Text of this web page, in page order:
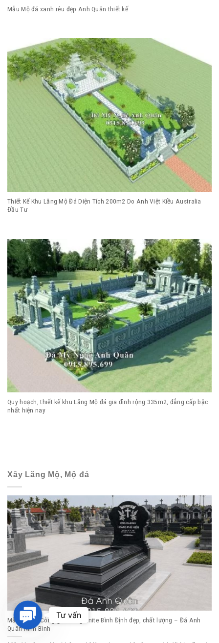
Mẫu Mộ đá xanh rêu đẹp Anh Quân thiết kế
Thiết Kế Khu Lăng Mộ Đá Diện Tích 200m2 Do Anh Việt Kiều Australia
Đầu Tư
Quy hoạch, thiết kế khu Lăng Mộ đá gia đình rộng 335m2, đẳng cấp bậc
nhất hiện nay
Xây Lăng Mộ, Mộ đá
Mẫu Mộ đá Công giáo đá granite Bình Định đẹp, chất lượng – Đá Anh
Quân Ninh Bình
Contact
Us
Tư vấn